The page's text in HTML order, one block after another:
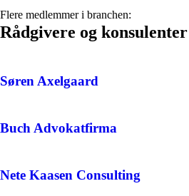
Flere medlemmer i branchen:
Rådgivere og konsulenter
Søren Axelgaard
Buch Advokatfirma
Nete Kaasen Consulting